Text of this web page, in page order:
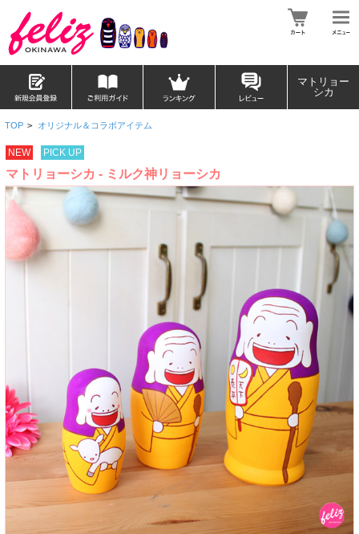
マトリョー
シカ
TOP > オリジナル＆コラボアイテム
NEW PICK UP
マトリョーシカ - ミルク神リョーシカ